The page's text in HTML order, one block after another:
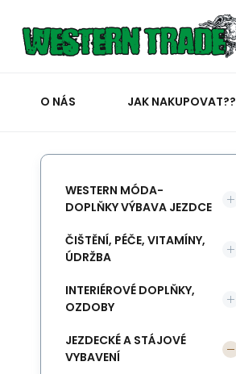
O NÁS JAK NAKUPOVAT??
WESTERN MÓDA-
DOPLŇKY VÝBAVA JEZDCE
ČIŠTĚNÍ, PÉČE, VITAMÍNY,
ÚDRŽBA
INTERIÉROVÉ DOPLŇKY,
OZDOBY
JEZDECKÉ A STÁJOVÉ
VYBAVENÍ